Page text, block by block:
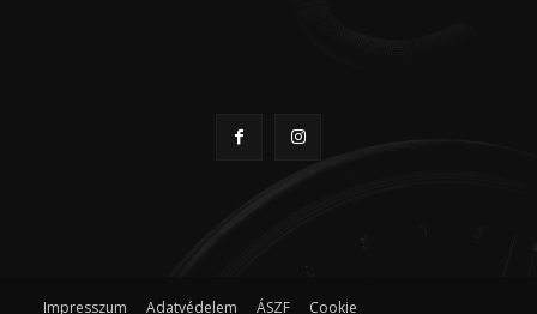
Impresszum Adatvédelem ÁSZF Cookie